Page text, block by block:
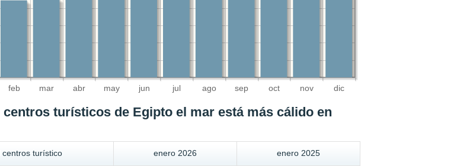
feb mar abr may jun jul ago sep oct nov dic
centros turísticos de Egipto el mar está más cálido en
centros turístico enero 2026 enero 2025